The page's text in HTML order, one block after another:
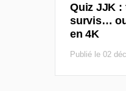
Quiz JJK :
survis…
en 4K
Publié le 02